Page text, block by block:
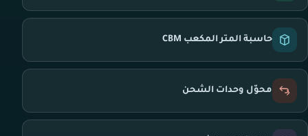
حاسبة المتر المكعب CBM
محوّل وحدات الشحن